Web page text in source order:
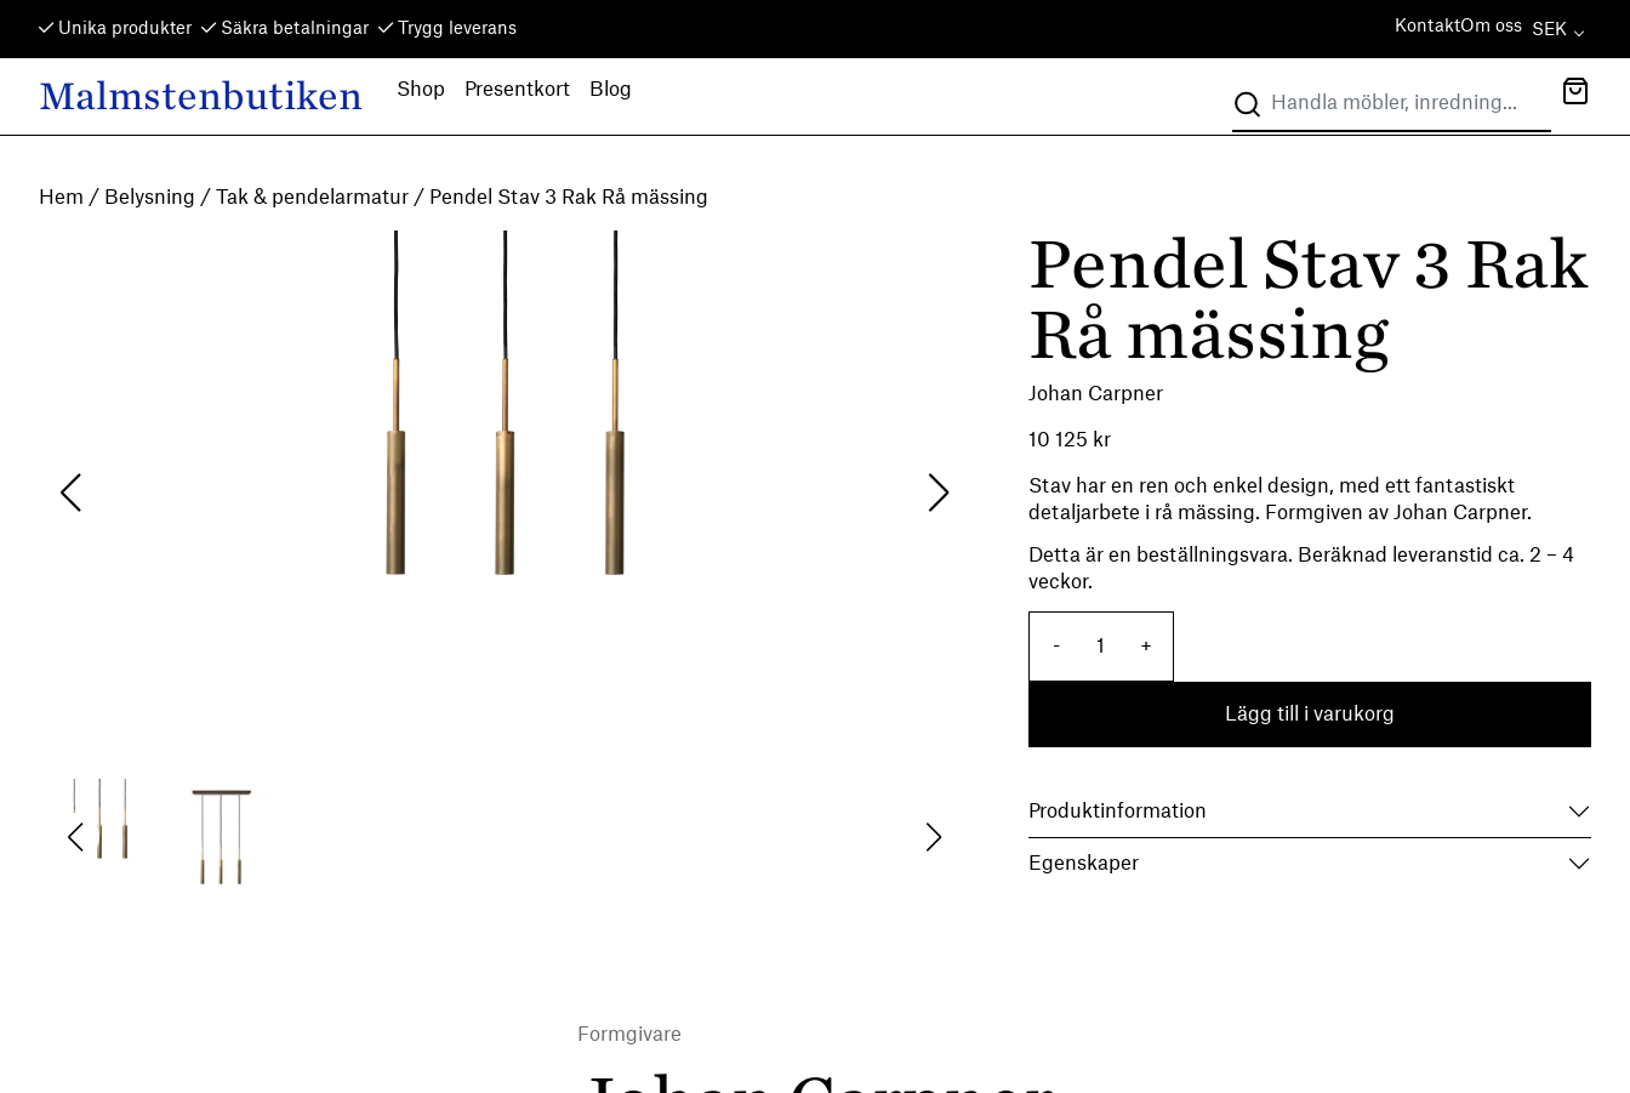
Unika produkter Säkra betalningar Trygg leverans KontaktOm oss SEK
Main Navigation
Malmstenbutiken Shop Presentkort Blog
Hem / Belysning / Tak & pendelarmatur / Pendel Stav 3 Rak Rå mässing
Pendel Stav 3 Rak
Rå mässing
Johan Carpner
10 125 kr
Stav har en ren och enkel design, med ett fantastiskt
detaljarbete i rå mässing. Formgiven av Johan Carpner.
Detta är en beställningsvara. Beräknad leveranstid ca. 2 – 4
veckor.
- Pendel Stav 3 Rak Rå mässing mängd
+
Lägg till i varukorg
Produktinformation
Egenskaper
Formgivare